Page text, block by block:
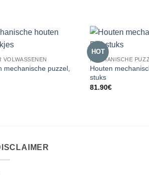
mechanische puzzel,
HOT
MECHANISCHE
Houten
stuks
81.90€